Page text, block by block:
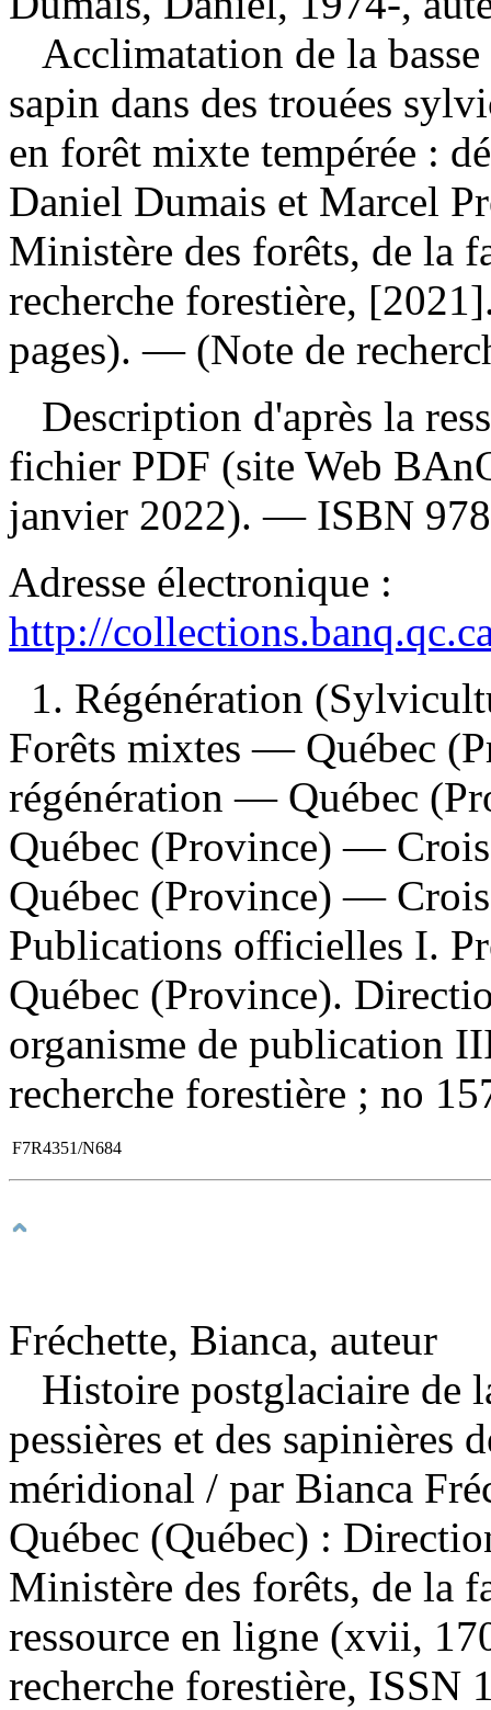
Acclimatation de la
sapin dans des trouées
en forêt mixte tempérée :
Daniel Dumais et Marcel
Ministère des forêts, de la
recherche forestière,
pages). — (Note de
Description d'après la
fichier PDF (site Web
janvier 2022). — ISBN
Adresse électronique :
http://
1. Régénération
Forêts mixtes — Québec
régénération — Québec
Québec (Province) —
Québec (Province) —
Publications officielles I.
Québec (Province).
organisme de publication
recherche forestière ; no
F7R4351/N684
Fréchette, Bianca, auteur
Histoire postglaciaire de
pessières et des sapinières
méridional / par Bianca
Québec (Québec) :
Ministère des forêts, de la
ressource en ligne (xvii,
recherche forestière, ISSN